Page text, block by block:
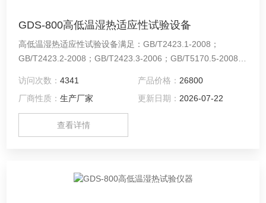
GDS-800高低温湿热适应性试验设备
高低温湿热适应性试验设备满足：GB/T2423.1-2008；
GB/T2423.2-2008；GB/T2423.3-2006；GB/T5170.5-2008；
关国家标准。
访问次数：4341 产品价格： 26800
厂商性质：生产厂家 更新日期： 2026-07-22
查看详情